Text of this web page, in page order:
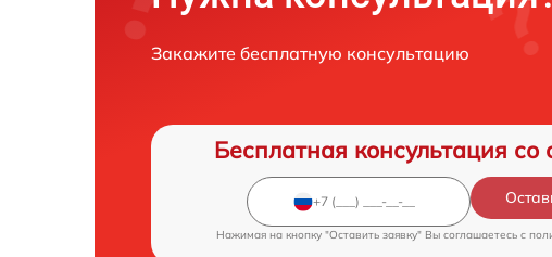
Закажите бесплатную консультацию
Бесплатная консультация со
Нажимая на кнопку "Оставить заявку" Вы соглашаетесь c